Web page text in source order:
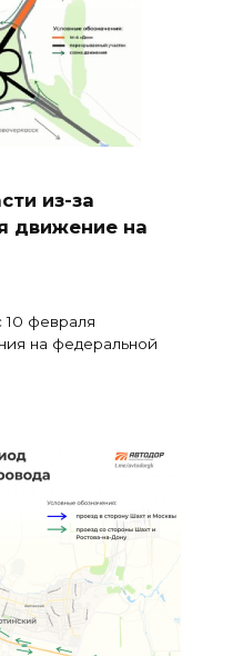
из-за
движение на
10 февраля
на федеральной